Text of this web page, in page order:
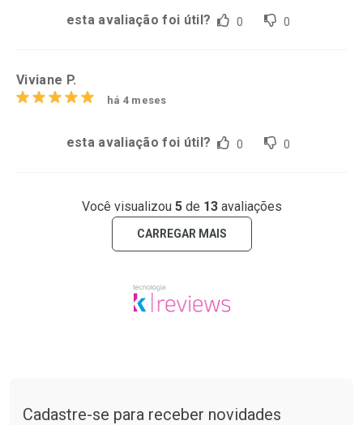
esta avaliação foi útil? 0 0
Viviane P.
há 4 meses
esta avaliação foi útil? 0 0
Você visualizou 5de 13avaliações
CARREGAR MAIS
Cadastre-se para receber novidades